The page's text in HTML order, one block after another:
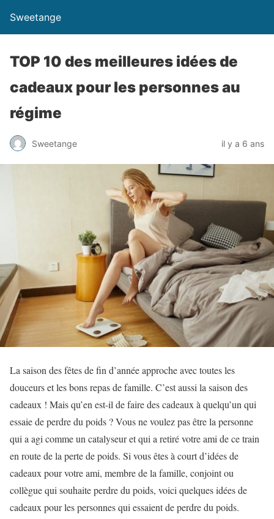
Sweetange
TOP 10 des meilleures idées de
cadeaux pour les personnes au
régime
Sweetange il y a 6 ans
La saison des fêtes de fin d’année approche avec toutes les
douceurs et les bons repas de famille. C’est aussi la saison des
cadeaux ! Mais qu’en est-il de faire des cadeaux à quelqu’un qui
essaie de perdre du poids ? Vous ne voulez pas être la personne
qui a agi comme un catalyseur et qui a retiré votre ami de ce train
en route de la perte de poids. Si vous êtes à court d’idées de
cadeaux pour votre ami, membre de la famille, conjoint ou
collègue qui souhaite perdre du poids, voici quelques idées de
cadeaux pour les personnes qui essaient de perdre du poids.